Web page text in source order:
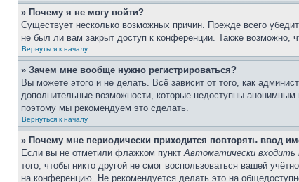
» Почему я не могу войти?
Существует несколько возможных причин. Прежде всего
не был ли вам закрыт доступ к конференции. Также возможно,
Вернуться к началу
» Зачем мне вообще нужно регистрироваться?
Вы можете этого и не делать. Всё зависит от того, как
дополнительные возможности, которые недоступны
поэтому мы рекомендуем это сделать.
Вернуться к началу
» Почему мне периодически приходится повторять ввод
Если вы не отметили флажком пунктАвтоматически входить
того, чтобы никто другой не смог воспользоваться вашей
на конференцию. Не рекомендуется делать это на